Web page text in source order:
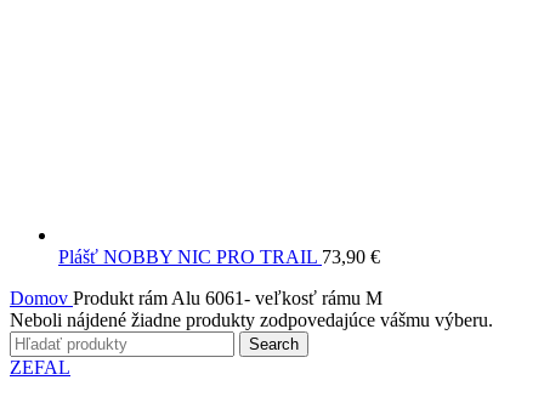
Plášť NOBBY NIC PRO TRAIL 73,90 €
Domov Produkt rám Alu 6061- veľkosť rámu M
Neboli nájdené žiadne produkty zodpovedajúce vášmu výberu.
Search
ZEFAL